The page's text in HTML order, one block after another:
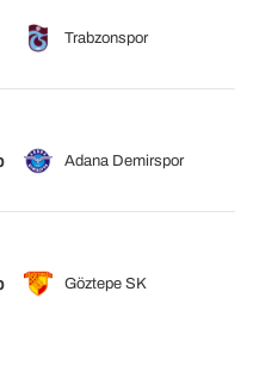
Trabzonspor
Adana Demirspor
Göztepe SK